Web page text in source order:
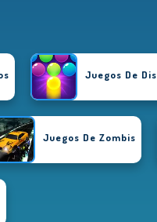
Juegos De
Juegos De Zombis